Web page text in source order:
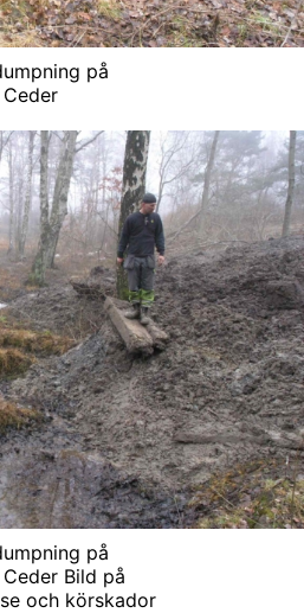
på
på
Bild på
och körskador